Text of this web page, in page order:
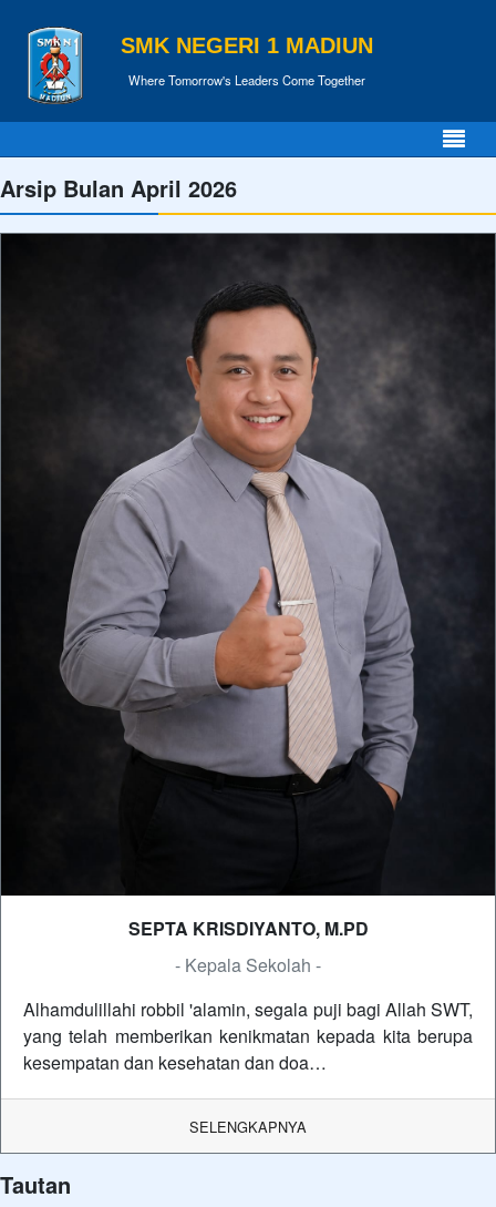
SMK NEGERI 1 MADIUN
Where Tomorrow's Leaders Come Together
Arsip Bulan April 2026
SEPTA KRISDIYANTO, M.PD
- Kepala Sekolah -
Alhamdulillahi robbil 'alamin, segala puji bagi Allah SWT,
yang telah memberikan kenikmatan kepada kita berupa
kesempatan dan kesehatan dan doa…
SELENGKAPNYA
Tautan